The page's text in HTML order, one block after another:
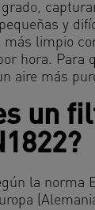
y
más limpio
hora. Para
aire más
un
la norma